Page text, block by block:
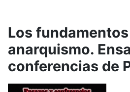
Los
anarquismo.
conferencias de